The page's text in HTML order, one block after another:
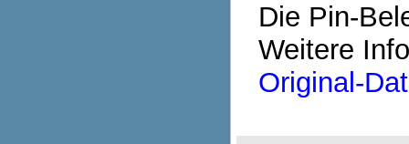
Die Pin-
Weitere
Original-